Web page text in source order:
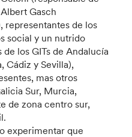
Gasch
representantes de los
social y un nutrido
los GITs de Andalucía
Cádiz y Sevilla),
mas otros
Sur, Murcia,
de zona centro sur,
experimentar que